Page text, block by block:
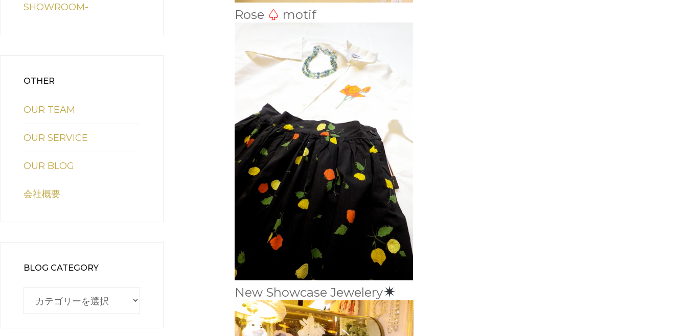
Rose ♤ motif
New Showcase Jewelery
SHOWROOM-
OTHER
OUR TEAM
OUR SERVICE
OUR BLOG
会社概要
BLOG CATEGORY
BLOG